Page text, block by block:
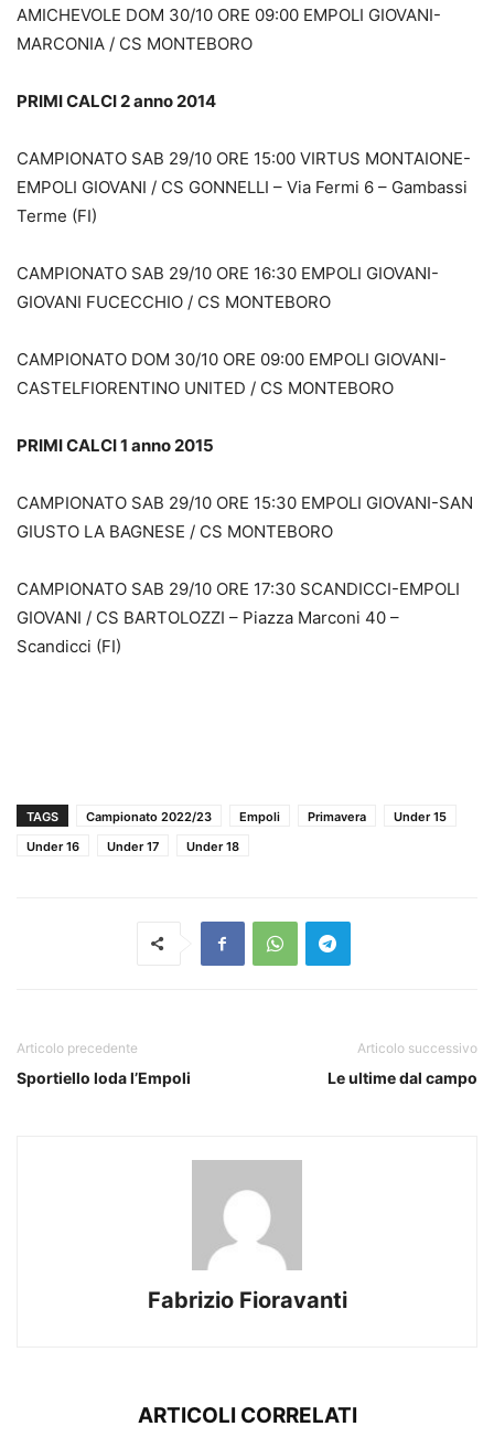
AMICHEVOLE DOM 30/10 ORE 09:00 EMPOLI GIOVANI-
MARCONIA / CS MONTEBORO
PRIMI CALCI 2 anno 2014
CAMPIONATO SAB 29/10 ORE 15:00 VIRTUS MONTAIONE-
EMPOLI GIOVANI / CS GONNELLI – Via Fermi 6 – Gambassi
Terme (FI)
CAMPIONATO SAB 29/10 ORE 16:30 EMPOLI GIOVANI-
GIOVANI FUCECCHIO / CS MONTEBORO
CAMPIONATO DOM 30/10 ORE 09:00 EMPOLI GIOVANI-
CASTELFIORENTINO UNITED / CS MONTEBORO
PRIMI CALCI 1 anno 2015
CAMPIONATO SAB 29/10 ORE 15:30 EMPOLI GIOVANI-SAN
GIUSTO LA BAGNESE / CS MONTEBORO
CAMPIONATO SAB 29/10 ORE 17:30 SCANDICCI-EMPOLI
GIOVANI / CS BARTOLOZZI – Piazza Marconi 40 –
Scandicci (FI)
TAGS Campionato 2022/23 Empoli Primavera
Under 15
Under 16
Under 17 Under 18
Articolo precedente
Sportiello loda l’Empoli
Articolo successivo
Le ultime dal campo
Fabrizio Fioravanti
ARTICOLI CORRELATI